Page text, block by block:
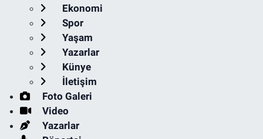
Ekonomi
Spor
Yaşam
Yazarlar
Künye
İletişim
Foto Galeri
Video
Yazarlar